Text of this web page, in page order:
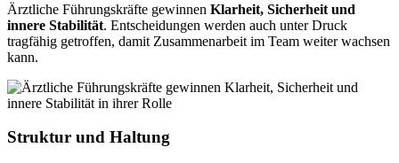
Ärztliche Führungskräfte gewinnen Klarheit, Sicherheit und
innere Stabilität. Entscheidungen werden auch unter Druck
tragfähig getroffen, damit Zusammenarbeit im Team weiter wachsen
kann.
Struktur und Haltung